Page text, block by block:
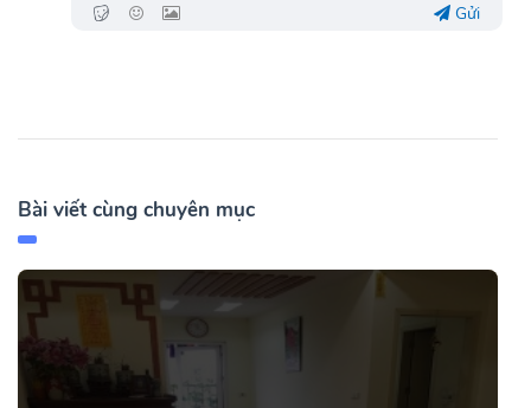
Gửi
Bài viết cùng chuyên mục